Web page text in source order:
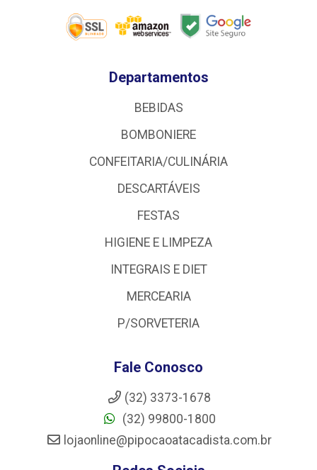
Departamentos
BEBIDAS
BOMBONIERE
CONFEITARIA/CULINÁRIA
DESCARTÁVEIS
FESTAS
HIGIENE E LIMPEZA
INTEGRAIS E DIET
MERCEARIA
P/SORVETERIA
Fale Conosco
(32) 3373-1678
(32) 99800-1800
lojaonline@pipocaoatacadista.com.br